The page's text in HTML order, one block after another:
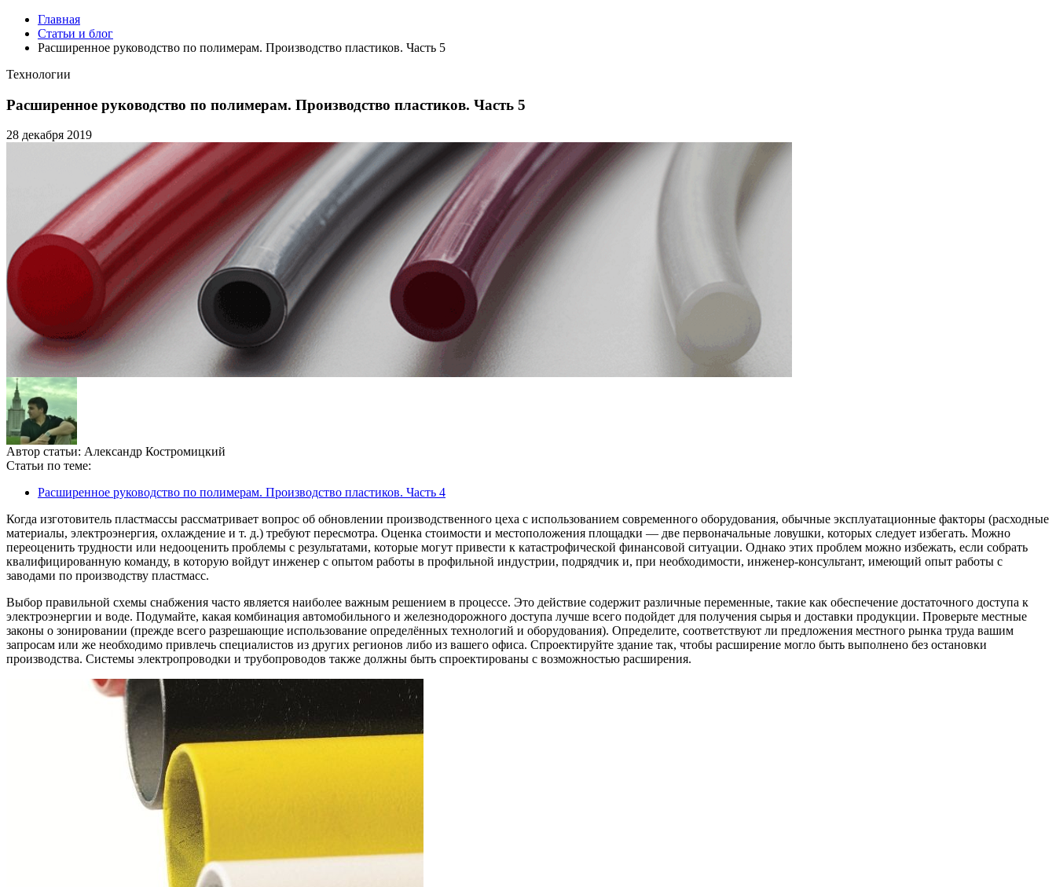
Главная
Статьи и блог
Расширенное руководство по полимерам. Производство пластиков. Часть 5
Технологии
Расширенное руководство по полимерам. Производство пластиков. Часть 5
28 декабря 2019
Автор статьи: Александр Костромицкий
Статьи по теме:
Расширенное руководство по полимерам. Производство пластиков. Часть 4
Когда изготовитель пластмассы рассматривает вопрос об обновлении производственного цеха с использованием современного оборудования, обычные эксплуатационные факторы (расходные
материалы, электроэнергия, охлаждение и т. д.) требуют пересмотра. Оценка стоимости и местоположения площадки — две первоначальные ловушки, которых следует избегать. Можно
переоценить трудности или недооценить проблемы с результатами, которые могут привести к катастрофической финансовой ситуации. Однако этих проблем можно избежать, если собрать
квалифицированную команду, в которую войдут инженер с опытом работы в профильной индустрии, подрядчик и, при необходимости, инженер-консультант, имеющий опыт работы с
заводами по производству пластмасс.
Выбор правильной схемы снабжения часто является наиболее важным решением в процессе. Это действие содержит различные переменные, такие как обеспечение достаточного доступа к
электроэнергии и воде. Подумайте, какая комбинация автомобильного и железнодорожного доступа лучше всего подойдет для получения сырья и доставки продукции. Проверьте местные
законы о зонировании (прежде всего разрешающие использование определённых технологий и оборудования). Определите, соответствуют ли предложения местного рынка труда вашим
запросам или же необходимо привлечь специалистов из других регионов либо из вашего офиса. Спроектируйте здание так, чтобы расширение могло быть выполнено без остановки
производства. Системы электропроводки и трубопроводов также должны быть спроектированы с возможностью расширения.